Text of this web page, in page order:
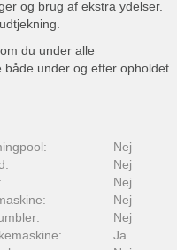
og brug af ekstra ydelser.
du under alle
under og efter opholdet.
Nej
Nej
Nej
Nej
Nej
Ja